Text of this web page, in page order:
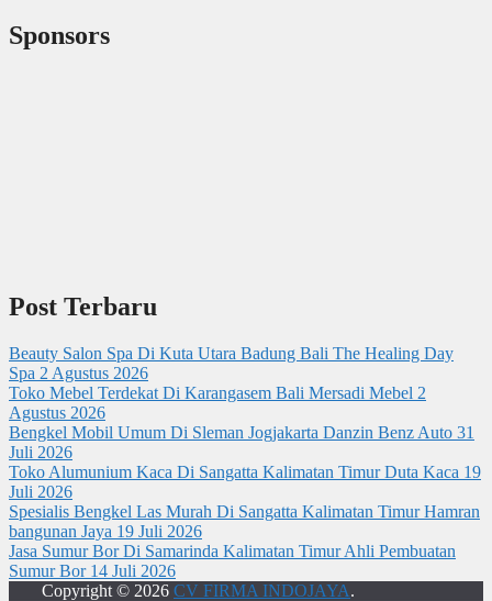
Sponsors
Post Terbaru
Beauty Salon Spa Di Kuta Utara Badung Bali The Healing Day
Spa 2 Agustus 2026
Toko Mebel Terdekat Di Karangasem Bali Mersadi Mebel 2
Agustus 2026
Bengkel Mobil Umum Di Sleman Jogjakarta Danzin Benz Auto 31
Juli 2026
Toko Alumunium Kaca Di Sangatta Kalimatan Timur Duta Kaca 19
Juli 2026
Spesialis Bengkel Las Murah Di Sangatta Kalimatan Timur Hamran
bangunan Jaya 19 Juli 2026
Jasa Sumur Bor Di Samarinda Kalimatan Timur Ahli Pembuatan
Sumur Bor 14 Juli 2026
Copyright © 2026 CV FIRMA INDOJAYA.